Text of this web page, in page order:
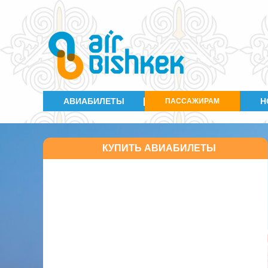
рейса
Маршрут Период
KR 715 Бишкек-Москва-Бишкек
25.10.15-
KR 709 Бишкек-Москва-Бишкек
26.03.16
KR 887 Бишкек-Урумчи-Бишкек
26.03.16
АВИАБИЛЕТЫ ПАССАЖИРАМ
КУПИТЬ АВИАБИЛЕТЫ